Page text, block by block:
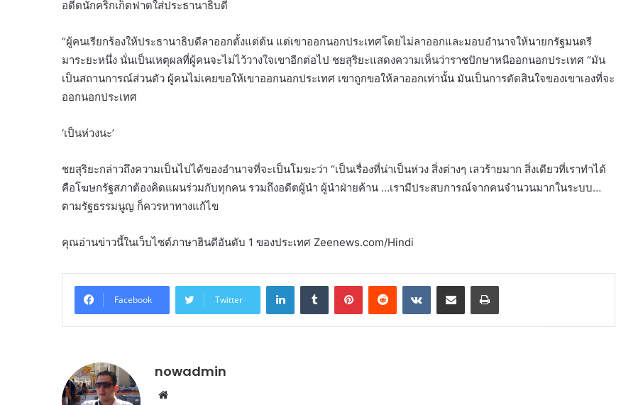
อดีตนักคริกเก็ตฟาดใส่ประธานาธิบดี
“ผู้คนเรียกร้องให้ประธานาธิบดีลาออกตั้งแต่ต้น แต่เขาออกนอกประเทศโดยไม่ลาออกและมอบอำนาจให้นายกรัฐมนตรี
มาระยะหนึ่ง นั่นเป็นเหตุผลที่ผู้คนจะไม่ไว้วางใจเขาอีกต่อไป ชยสุริยะแสดงความเห็นว่าราชปักษาหนีออกนอกประเทศ “มัน
เป็นสถานการณ์ส่วนตัว ผู้คนไม่เคยขอให้เขาออกนอกประเทศ เขาถูกขอให้ลาออกเท่านั้น มันเป็นการตัดสินใจของเขาเองที่จะ
ออกนอกประเทศ
‘เป็นห่วงนะ’
ชยสุริยะกล่าวถึงความเป็นไปได้ของอำนาจที่จะเป็นโมฆะว่า “เป็นเรื่องที่น่าเป็นห่วง สิ่งต่างๆ เลวร้ายมาก สิ่งเดียวที่เราทำได้
คือโฆษกรัฐสภาต้องคิดแผนร่วมกับทุกคน รวมถึงอดีตผู้นำ ผู้นำฝ่ายค้าน …เรามีประสบการณ์จากคนจำนวนมากในระบบ…
ตามรัฐธรรมนูญ ก็ควรหาทางแก้ไข
คุณอ่านข่าวนี้ในเว็บไซต์ภาษาฮินดีอันดับ 1 ของประเทศ Zeenews.com/Hindi
Facebook Twitter
LinkedInTumblr PinterestReddit VKontakteShare via Email Print
nowadmin
Website